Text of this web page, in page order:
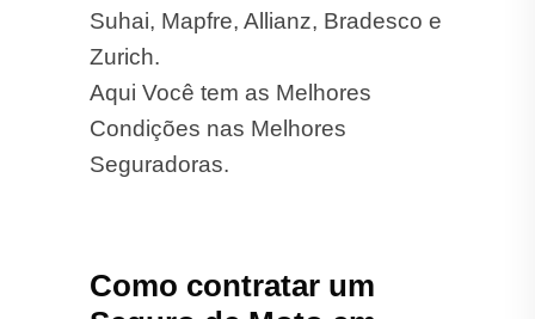
Suhai, Mapfre, Allianz, Bradesco e
Zurich.
Aqui Você tem as Melhores
Condições nas Melhores
Seguradoras.
Como contratar um